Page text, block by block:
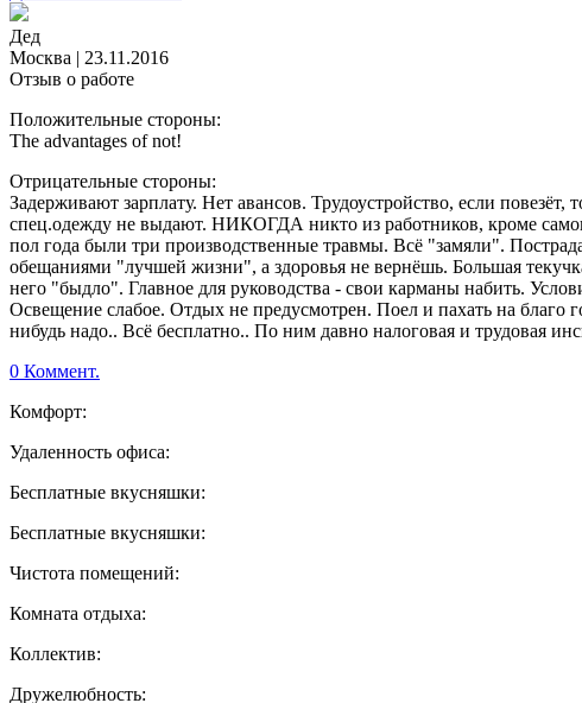
Дед
Москва | 23.11.2016
Отзыв о работе
Положительные стороны:
The advantages of not!
Отрицательные стороны:
Задерживают зарплату. Нет авансов. Трудоустройство, если
спец.одежду не выдают. НИКОГДА никто из работников, кроме
пол года были три производственные травмы. Всё "замяли".
обещаниями "лучшей жизни", а здоровья не вернёшь. Большая
него "быдло". Главное для руководства - свои карманы набить.
Освещение слабое. Отдых не предусмотрен. Поел и пахать на благо
нибудь надо.. Всё бесплатно.. По ним давно налоговая и трудовая
0 Коммент.
Комфорт:
Удаленность офиса:
Бесплатные вкусняшки:
Бесплатные вкусняшки:
Чистота помещений:
Комната отдыха:
Коллектив:
Дружелюбность: